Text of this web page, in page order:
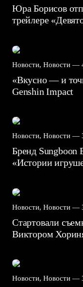
Юра Борисов
трейлере
Новости, Новости —
«Вкусно — и
Genshin Impact⁠⁠
Новости, Новости —
Бренд Sungboon
«Истории
Новости, Новости —
Стартовали
Виктором
Новости, Новости —